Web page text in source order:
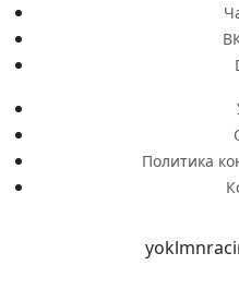
Политика